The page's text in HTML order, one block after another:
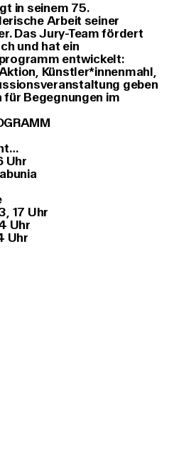
in seinem 75.
Arbeit seiner
Das Jury-Team fördert
und hat ein
entwickelt:
Künstler*innenmahl,
geben
Begegnungen im
Uhr
17 Uhr
Uhr
Uhr